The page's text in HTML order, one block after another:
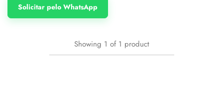
Solicitar pelo WhatsApp
Showing 1 of 1 product